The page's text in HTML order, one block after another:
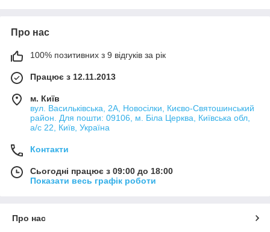
Метал гарячої ковки
Шліфовані кінці
Про нас
100% позитивних з 9 відгуків за рік
Працює з 12.11.2013
м. Київ
вул. Васильківська, 2А, Новосілки, Києво-Святошинський
район. Для пошти: 09106, м. Біла Церква, Київська обл,
а/с 22, Київ, Україна
Контакти
Сьогодні працює з 09:00 до 18:00
Показати весь графік роботи
Про нас